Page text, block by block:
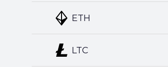
ETH
LTC